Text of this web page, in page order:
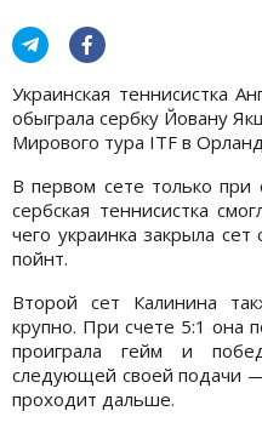
Украинская теннисистка
обыграла сербку Йовану
Мирового тура ITF в
В первом сете только при
сербская теннисистка
чего украинка закрыла
пойнт.
Второй сет Калинина
крупно. При счете 5:1 она
проиграла гейм и
следующей своей подачи —
проходит дальше.